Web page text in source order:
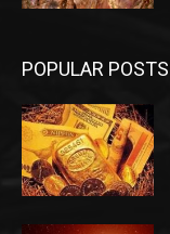
POPULAR POSTS